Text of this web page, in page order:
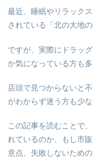
最近、睡眠やリラック
されている「北の大地の
ですが、実際にドラッ
か気になっている方も
店頭で見つからないと
がわからず迷う方も少な
この記事を読むことで
れているのか、もし市
意点、失敗しないため